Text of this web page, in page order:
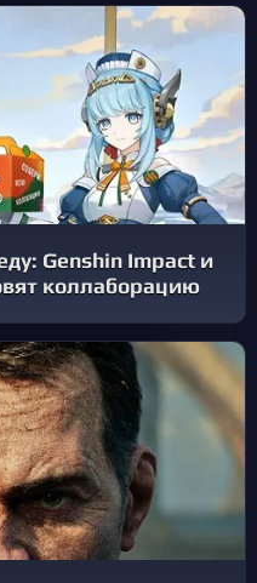
Genshin Impact и
коллаборацию